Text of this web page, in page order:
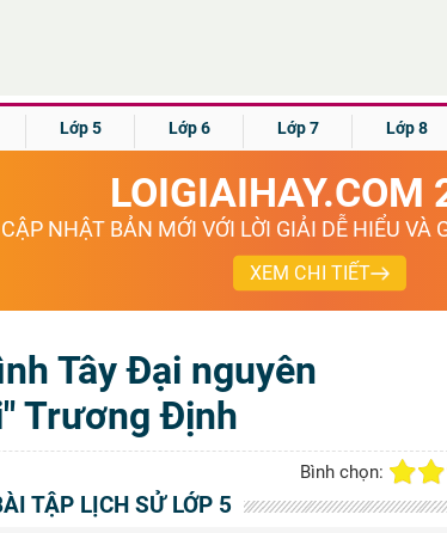
Lớp 5 Lớp 6 Lớp 7 Lớp 8
LOIGIAIHAY.COM
NHẬT BẢN MỚI VỚI LỜI GIẢI DỄ HIỂU VÀ
XEM CHI TIẾT
Tây Đại nguyên
Trương Định
Bình chọn:
TẬP LỊCH SỬ LỚP 5